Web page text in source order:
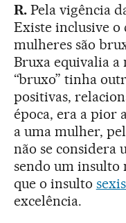
R. Pela vigência
Existe inclusive o
mulheres são
Bruxa equivalia a
“bruxo” tinha
positivas,
época, era a pior
a uma mulher,
não se considera
sendo um
que o insulto
excelência.